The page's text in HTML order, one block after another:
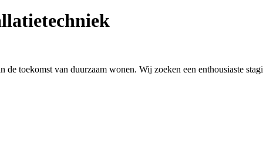
de toekomst van duurzaam wonen. Wij zoeken een enthousiaste